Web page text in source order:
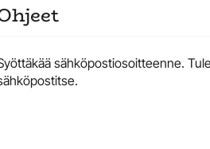
sähköpostiosoitteenne.